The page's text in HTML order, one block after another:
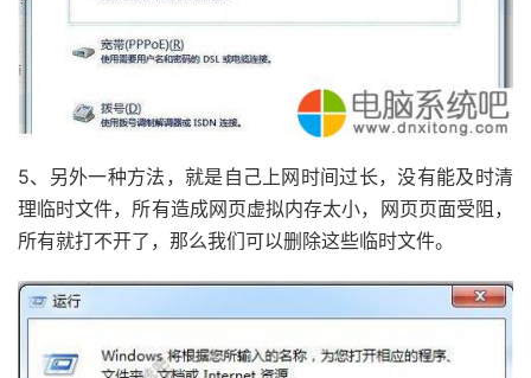
5、另外一种方法，就是自己上网时间过长，没有能及时清
理临时文件，所有造成网页虚拟内存太小，网页页面受阻，
所有就打不开了，那么我们可以删除这些临时文件。